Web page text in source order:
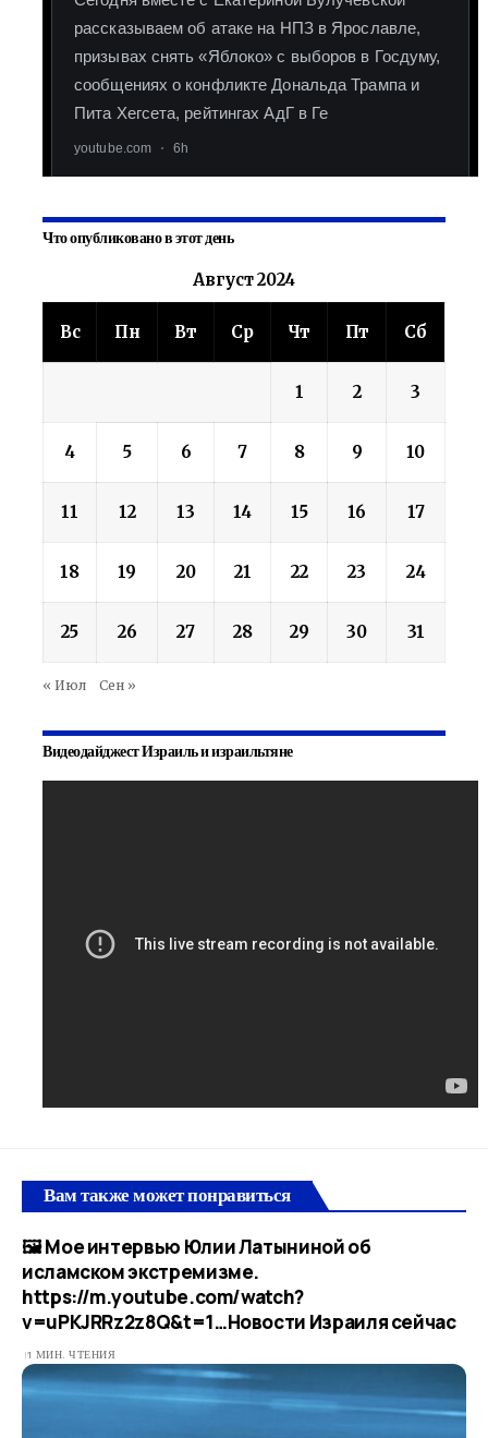
Что опубликовано в этот день
Август 2024
Вс Пн Вт Ср Чт Пт Сб
1 2 3
4 5 6 7 8 9 10
11 12 13 14 15 16 17
18 19 20 21 22 23 24
25 26 27 28 29 30 31
« Июл Сен »
Видеодайджест Израиль и израильтяне
Вам также может понравиться
🖼 Мое интервью Юлии Латыниной об
исламском экстремизме.
https://m.youtube.com/watch?
v=uPKJRRz2z8Q&t=1…​Новости Израиля сейчас
1 МИН. ЧТЕНИЯ